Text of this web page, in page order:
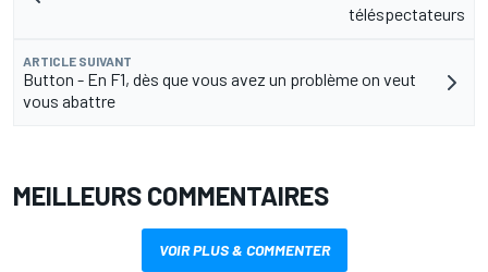
téléspectateurs
ARTICLE SUIVANT
Button - En F1, dès que vous avez un problème on veut
vous abattre
MEILLEURS COMMENTAIRES
VOIR PLUS & COMMENTER